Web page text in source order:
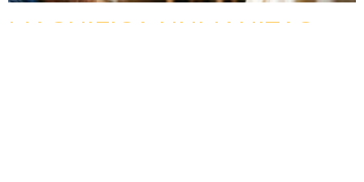
MAGNIFICA HUMANITAS